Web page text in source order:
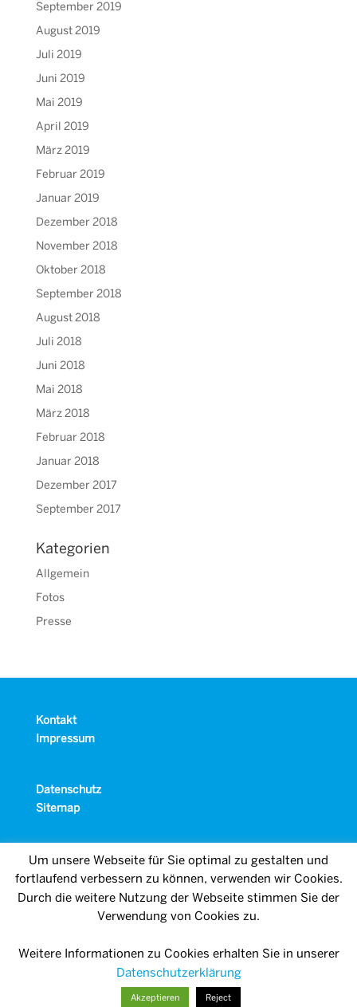
September 2019
August 2019
Juli 2019
Juni 2019
Mai 2019
April 2019
März 2019
Februar 2019
Januar 2019
Dezember 2018
November 2018
Oktober 2018
September 2018
August 2018
Juli 2018
Juni 2018
Mai 2018
März 2018
Februar 2018
Januar 2018
Dezember 2017
September 2017
Kategorien
Allgemein
Fotos
Presse
Kontakt
Impressum
Datenschutz
Sitemap
Um unsere Webseite für Sie optimal zu gestalten und
fortlaufend verbessern zu können, verwenden wir Cookies.
Durch die weitere Nutzung der Webseite stimmen Sie der
Verwendung von Cookies zu.
Weitere Informationen zu Cookies erhalten Sie in unserer
Datenschutzerklärung
Akzeptieren Reject